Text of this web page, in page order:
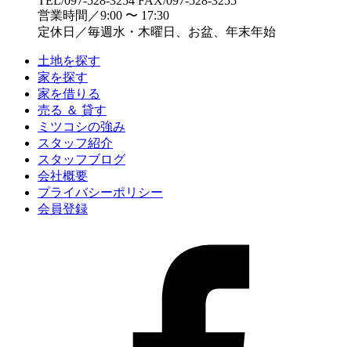
営業時間／9:00 〜 17:30
定休日／毎週水・木曜日、お盆、年末年始
土地を探す
家を探す
家を借りる
売る ＆ 貸す
ミツコシの強み
スタッフ紹介
スタッフブログ
会社概要
プライバシーポリシー
会員登録